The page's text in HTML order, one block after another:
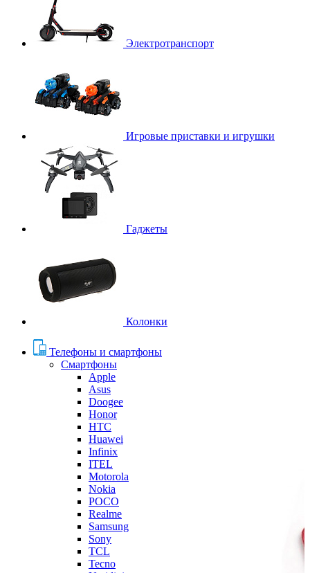
Электротранспорт
Игровые приставки и игрушки
Гаджеты
Колонки
Телефоны и смартфоны
Смартфоны
Apple
Asus
Doogee
Honor
HTC
Huawei
Infinix
ITEL
Motorola
Nokia
POCO
Realme
Samsung
Sony
TCL
Tecno